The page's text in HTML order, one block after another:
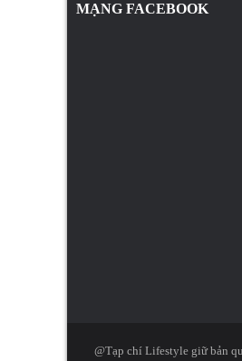
MẠNG FACEBOOK
@Tạp chí Lifestyle giữ bản